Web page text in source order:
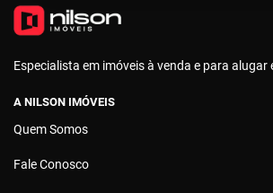
Especialista em imóveis à venda e para alugar
A NILSON IMÓVEIS
Quem Somos
Fale Conosco